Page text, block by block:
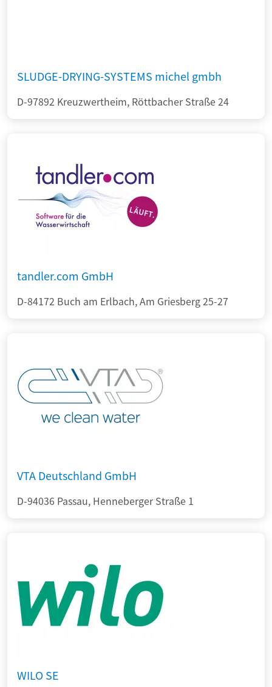
SLUDGE-DRYING-SYSTEMS michel gmbh
D-97892 Kreuzwertheim, Röttbacher Straße 24
tandler.com GmbH
D-84172 Buch am Erlbach, Am Griesberg 25-27
VTA Deutschland GmbH
D-94036 Passau, Henneberger Straße 1
WILO SE